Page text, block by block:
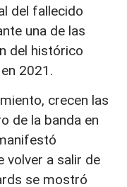
del fallecido
una de las
del histórico
2021.
crecen las
de la banda en
volver a salir de
se mostró